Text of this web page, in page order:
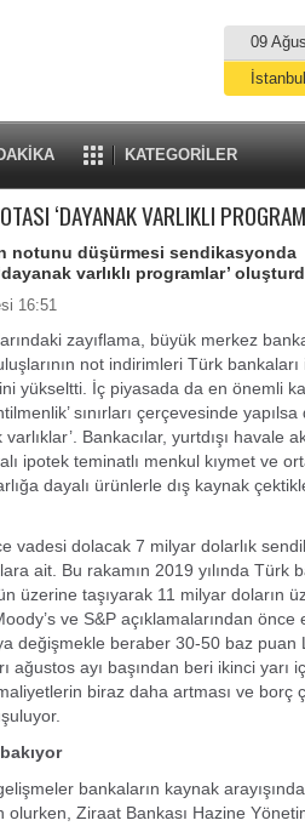
09
KATEGORİLER
İstanbul
‘DAYANAK VARLIKLI
notunu düşürmesi sendikasyonda
varlıklı programlar’
16:51
zayıflama, büyük merkez
not indirimleri Türk bankaları
yükseltti. İç piyasada da en önemli
sınırları çerçevesinde yapılsa
Bankacılar, yurtdışı havale
ipotek teminatlı menkul kıymet ve
dayalı ürünlerle dış kaynak
vadesi dolacak 7 milyar dolarlık
ait. Bu rakamın 2019 yılında Türk
üzerine taşıyarak 11 milyar doların
ve S&P açıklamalarından önce
değişmekle beraber 30-50 baz puan
ağustos ayı başından beri ikinci yarı
biraz daha artması ve borç
bankaların kaynak arayışında
olurken, Ziraat Bankası Hazine